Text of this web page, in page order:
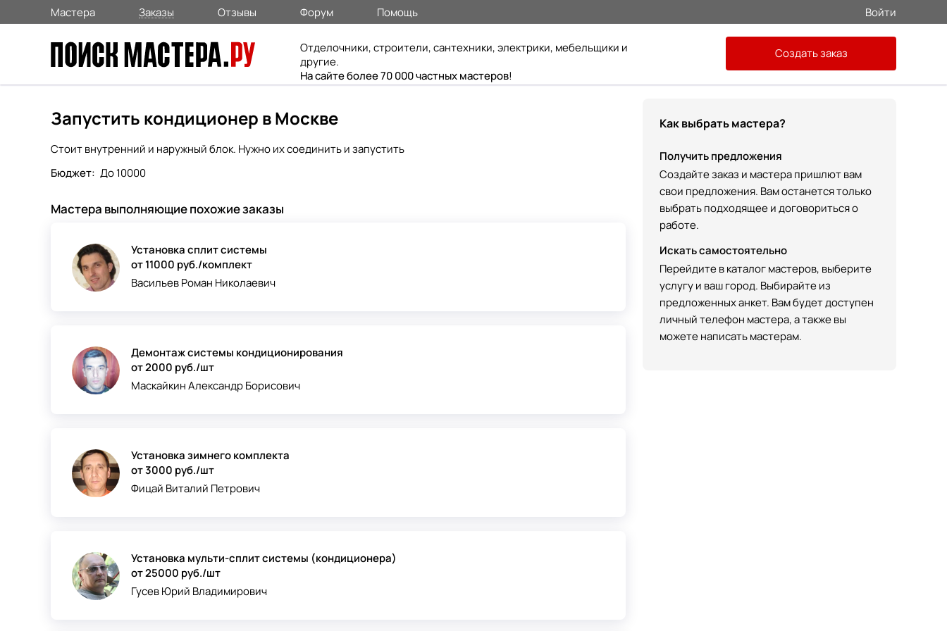
Мастера Заказы Отзывы Форум Помощь Войти
Отделочники, строители, сантехники, электрики, мебельщики и
другие.
На сайте более 70 000 частных мастеров!
Создать заказ
Запустить кондиционер в Москве Как выбрать мастера?
Получить предложения
Создайте заказ и мастера пришлют вам
свои предложения. Вам останется только
выбрать подходящее и договориться о
работе.
Искать самостоятельно
Перейдите в каталог мастеров, выберите
услугу и ваш город. Выбирайте из
предложенных анкет. Вам будет доступен
личный телефон мастера, а также вы
можете написать мастерам.
Стоит внутренний и наружный блок. Нужно их соединить и запустить
Бюджет: До 10000
Мастера выполняющие похожие заказы
Установка сплит системы
от 11000 руб./комплект
Васильев Роман Николаевич
Демонтаж системы кондиционирования
от 2000 руб./шт
Маскайкин Александр Борисович
Установка зимнего комплекта
от 3000 руб./шт
Фицай Виталий Петрович
Установка мульти-сплит системы (кондиционера)
от 25000 руб./шт
Гусев Юрий Владимирович